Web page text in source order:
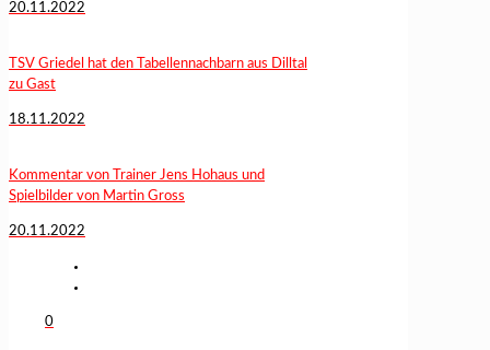
20.11.2022
TSV Griedel hat den Tabellennachbarn aus Dilltal
zu Gast
18.11.2022
Kommentar von Trainer Jens Hohaus und
Spielbilder von Martin Gross
20.11.2022
0